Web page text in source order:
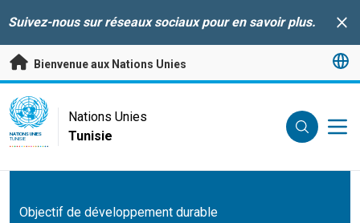
Suivez-nous sur réseaux sociaux pour en savoir plus.
Bienvenue aux Nations Unies
UN Logo
NATIONS UNIES
TUNISIE
Nations Unies
Tunisie
Objectif de développement durable